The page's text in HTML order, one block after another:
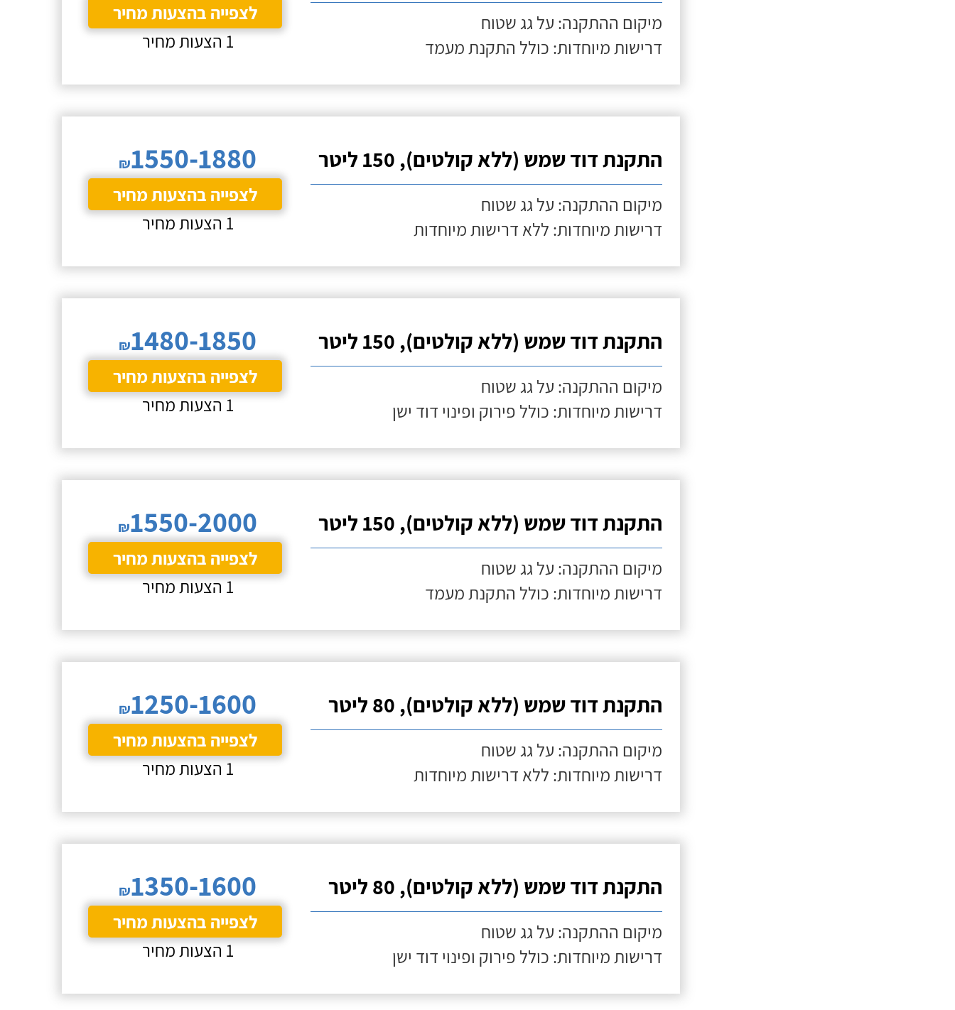
מיקום ההתקנה: על גג שטוח
דרישות מיוחדות: כולל התקנת מעמד
לצפייה בהצעות מחיר
1 הצעות מחיר
התקנת דוד שמש (ללא קולטים), 150 ליטר
מיקום ההתקנה: על גג שטוח
דרישות מיוחדות: ללא דרישות מיוחדות
₪1550-1880
לצפייה בהצעות מחיר
1 הצעות מחיר
התקנת דוד שמש (ללא קולטים), 150 ליטר
מיקום ההתקנה: על גג שטוח
דרישות מיוחדות: כולל פירוק ופינוי דוד ישן
₪1480-1850
לצפייה בהצעות מחיר
1 הצעות מחיר
התקנת דוד שמש (ללא קולטים), 150 ליטר
מיקום ההתקנה: על גג שטוח
דרישות מיוחדות: כולל התקנת מעמד
₪1550-2000
לצפייה בהצעות מחיר
1 הצעות מחיר
התקנת דוד שמש (ללא קולטים), 80 ליטר
מיקום ההתקנה: על גג שטוח
דרישות מיוחדות: ללא דרישות מיוחדות
₪1250-1600
לצפייה בהצעות מחיר
1 הצעות מחיר
התקנת דוד שמש (ללא קולטים), 80 ליטר
מיקום ההתקנה: על גג שטוח
דרישות מיוחדות: כולל פירוק ופינוי דוד ישן
₪1350-1600
לצפייה בהצעות מחיר
1 הצעות מחיר